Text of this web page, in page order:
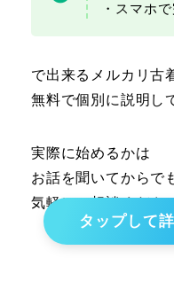
・スマホ
で出来るメルカリ古
無料で個別に説明し
実際に始めるかは
お話を聞いてからで
気軽にご相談くださ
タップして